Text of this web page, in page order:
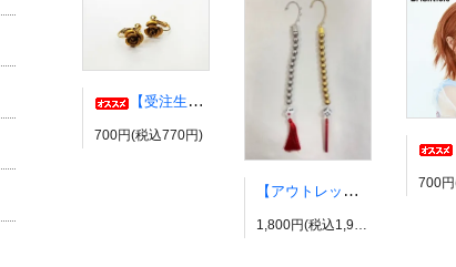
【受注生産】伊弉冉一二三イヤリング・ピアス ヒプノシスマイク風 ひふみ ヒプマイ
700円(税込770円)
【アウトレット】有栖川帝統イヤーカフ ヒプノシスマイク風 ダイス だいす ヒプマイ 700